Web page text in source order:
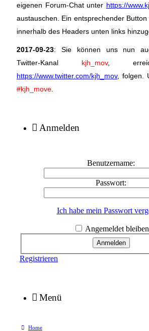
eigenen Forum-Chat unter https://
austauschen. Ein entsprechender
innerhalb des Headers unten links
2017-09-23: Sie können uns nun
Twitter-Kanal kjh_mov,
https://www.twitter.com/kjh_mov, folgen.
#kjh_move.
Anmelden
Benutzername:
Passwort:
Ich habe mein Passwort
Angemeldet bleiben
Registrieren
Menü
Home